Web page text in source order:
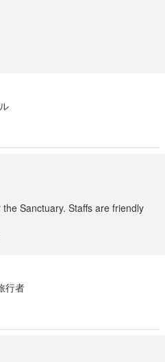
Sanctuary. Staffs are friendly
行者